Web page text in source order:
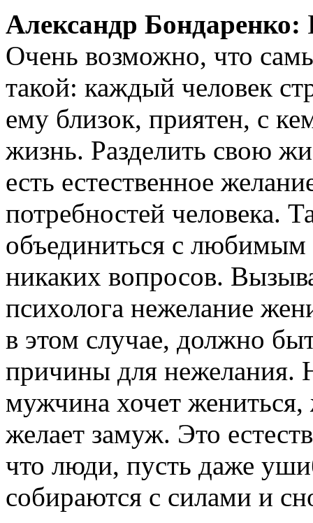
Александр Бондаренко:
Очень возможно, что
такой: каждый человек
ему близок, приятен, с
жизнь. Разделить свою
есть естественное
потребностей человека.
объединиться с любимым
никаких вопросов.
психолога нежелание
в этом случае, должно
причины для
мужчина хочет
желает замуж. Это
что люди, пусть даже
собираются с силами и